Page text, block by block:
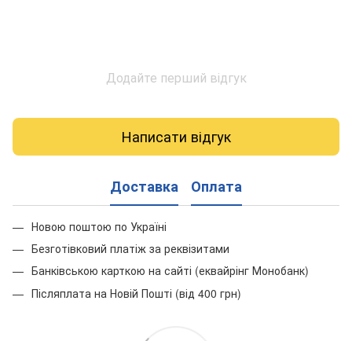
Додайте перший відгук
Написати відгук
Доставка Оплата
Новою поштою по Україні
Безготівковий платіж за реквізитами
Банківською карткою на сайті (еквайрінг Монобанк)
Післяплата на Новій Пошті (від 400 грн)